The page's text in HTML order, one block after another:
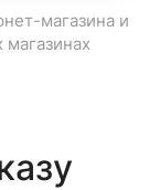
магазина и